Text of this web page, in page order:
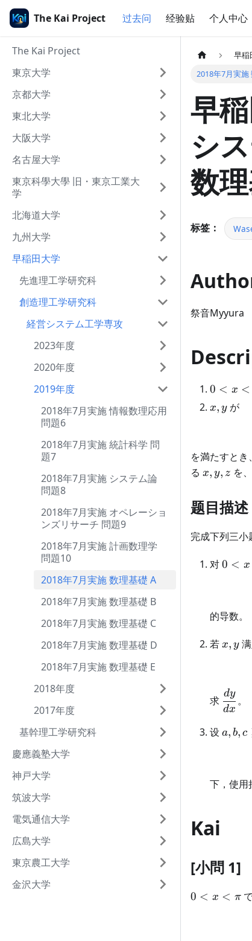
The Kai Project 过去问 经验贴 个人中心
The Kai Project
東京大学
京都大学
東北大学
大阪大学
名古屋大学
東京科學大學 旧・東京工業大
学
北海道大学
九州大学
早稲田大学
先進理工学研究科
創造理工学研究科
経営システム工学専攻
2023年度
2020年度
2019年度
2018年7月実施 情報数理応用
問題6
2018年7月実施 統計科学 問
題7
2018年7月実施 システム論
問題8
2018年7月実施 オペレーショ
ンズリサーチ 問題9
2018年7月実施 計画数理学
問題10
2018年7月実施 数理基礎 A
2018年7月実施 数理基礎 B
2018年7月実施 数理基礎 C
2018年7月実施 数理基礎 D
2018年7月実施 数理基礎 E
2018年度
2017年度
基幹理工学研究科
慶應義塾大学
神戸大学
筑波大学
電気通信大学
広島大学
東京農工大学
金沢大学
早稲
2018年7月実施
早
シ
数
标签：
祭音Myyura
0 < x <
x,y
x, yが
を満たすとき
る x,y,z
x, y, z を
题目描述
完成下列三小
对0 < x
的导数。
若 x,y
x, y满
求
{dx}
dx
dy
。
设 a, b, c
下，使用
Kai
[小問 1]
0<x<\pi
0 < x < π